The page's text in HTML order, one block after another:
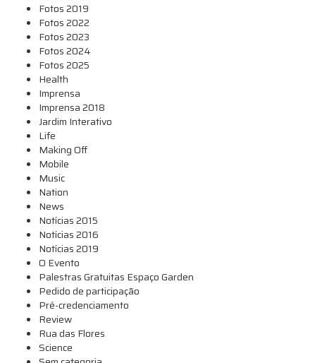
Fotos 2019
Fotos 2022
Fotos 2023
Fotos 2024
Fotos 2025
Health
Imprensa
Imprensa 2018
Jardim Interativo
Life
Making Off
Mobile
Music
Nation
News
Notícias 2015
Notícias 2016
Notícias 2019
O Evento
Palestras Gratuitas Espaço Garden
Pedido de participação
Pré-credenciamento
Review
Rua das Flores
Science